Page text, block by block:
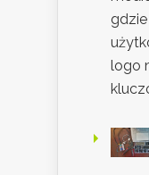
logo